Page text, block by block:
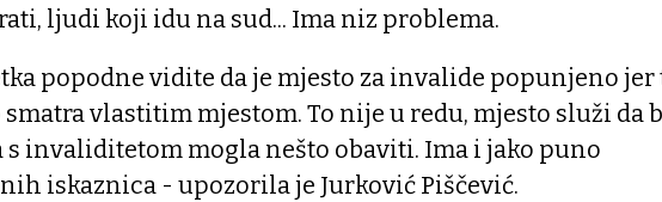
ljudi koji idu na sud... Ima niz problema.
popodne vidite da je mjesto za invalide popunjeno jer
smatra vlastitim mjestom. To nije u redu, mjesto služi da
s invaliditetom mogla nešto obaviti. Ima i jako puno
iskaznica - upozorila je Jurković Piščević.